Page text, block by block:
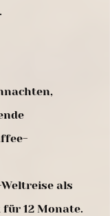
als
12 Monate.